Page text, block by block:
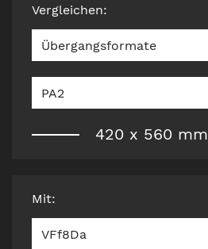
Vergleichen:
Übergangsformate
PA2
420 x 560 mm
Mit:
VFf8Da